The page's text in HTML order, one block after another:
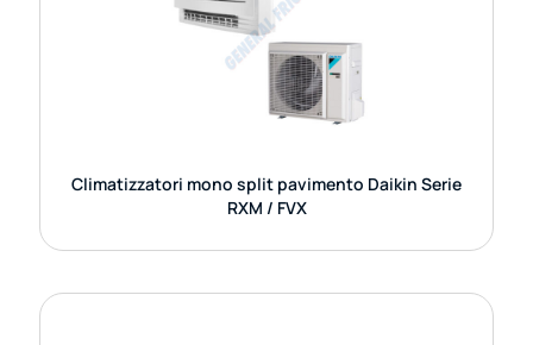
Climatizzatori mono split pavimento Daikin Serie
RXM / FVX
I climatizzatori mono split a pavimento Daikin della
serie RXM / FVX rappresentano una soluzione
elegante e funzionale per chi desidera un